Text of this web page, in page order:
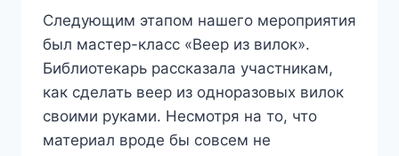
Следующим этапом нашего мероприятия
был мастер-класс «Веер из вилок».
Библиотекарь рассказала участникам,
как сделать веер из одноразовых вилок
своими руками. Несмотря на то, что
материал вроде бы совсем не